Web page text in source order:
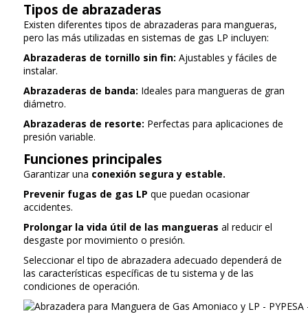
Tipos de abrazaderas
Existen diferentes tipos de abrazaderas para mangueras,
pero las más utilizadas en sistemas de gas LP incluyen:
Abrazaderas de tornillo sin fin: Ajustables y fáciles de
instalar.
Abrazaderas de banda: Ideales para mangueras de gran
diámetro.
Abrazaderas de resorte: Perfectas para aplicaciones de
presión variable.
Funciones principales
Garantizar una conexión segura y estable.
Prevenir fugas de gas LP que puedan ocasionar
accidentes.
Prolongar la vida útil de las mangueras al reducir el
desgaste por movimiento o presión.
Seleccionar el tipo de abrazadera adecuado dependerá de
las características específicas de tu sistema y de las
condiciones de operación.